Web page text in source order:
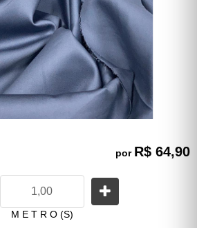
por R$ 64,90
M E T R O (S)